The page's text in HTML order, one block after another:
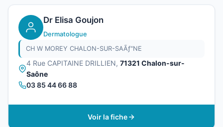
Dr Elisa Goujon
Dermatologue
CH W MOREY CHALON-SUR-SAÃƒ"NE
4 Rue CAPITAINE DRILLIEN, 71321 Chalon-sur-
Saône
03 85 44 66 88
Voir la fiche